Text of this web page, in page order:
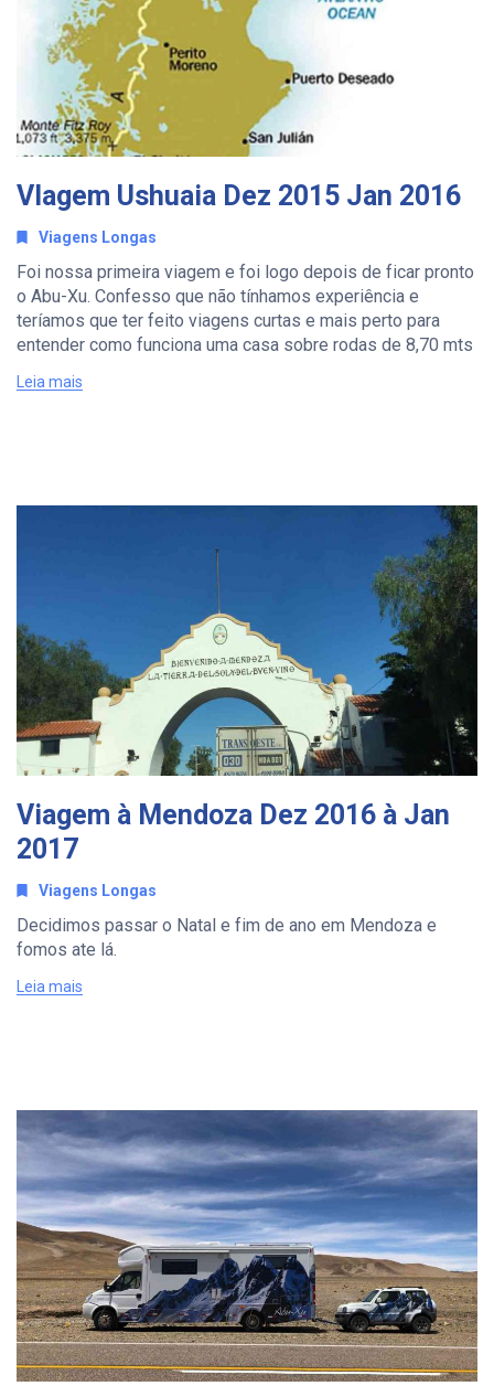
VIagem Ushuaia Dez 2015 Jan 2016
Viagens Longas
Foi nossa primeira viagem e foi logo depois de ficar pronto
o Abu-Xu. Confesso que não tínhamos experiência e
teríamos que ter feito viagens curtas e mais perto para
entender como funciona uma casa sobre rodas de 8,70 mts
Leia mais
Viagem à Mendoza Dez 2016 à Jan
2017
Viagens Longas
Decidimos passar o Natal e fim de ano em Mendoza e
fomos ate lá.
Leia mais